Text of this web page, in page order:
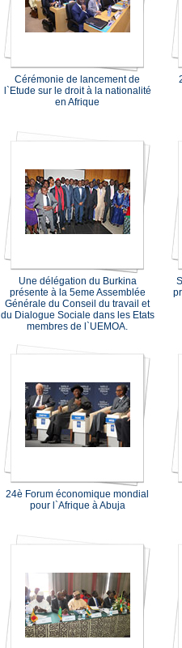
Cérémonie de lancement de
l`Etude sur le droit à la nationalité
en Afrique
Une délégation du Burkina
présente à la 5eme Assemblée
Générale du Conseil du travail et
du Dialogue Sociale dans les Etats
membres de l`UEMOA.
24è Forum économique mondial
pour l`Afrique à Abuja